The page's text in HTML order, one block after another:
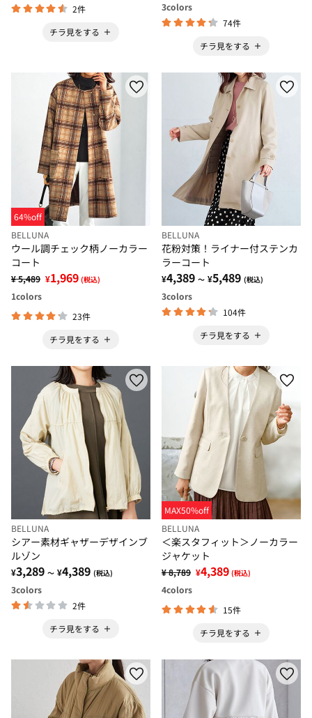
2件
チラ見をする
3colors
74件
チラ見をする
64%off
BELLUNA
ウール調チェック柄ノーカラー
コート
¥ 5,489 ¥1,969 (税込)
1colors
23件
チラ見をする
BELLUNA
花粉対策！ライナー付ステンカ
ラーコート
¥4,389 ～ ¥5,489 (税込)
3colors
104件
チラ見をする
BELLUNA
シアー素材ギャザーデザインブ
ルゾン
¥3,289 ～ ¥4,389 (税込)
3colors
2件
チラ見をする
MAX50%off
BELLUNA
＜楽スタフィット＞ノーカラー
ジャケット
¥ 8,789 ¥4,389 (税込)
4colors
15件
チラ見をする